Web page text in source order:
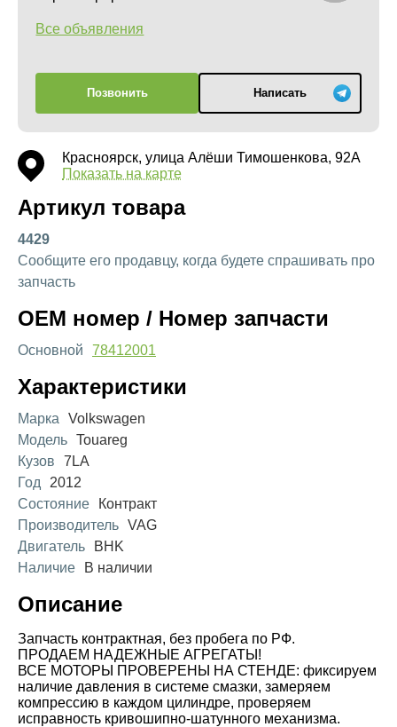
Все объявления
Позвонить Написать
Красноярск, улица Алёши Тимошенкова, 92А
Показать на карте
Артикул товара
4429
Сообщите его продавцу, когда будете спрашивать про
запчасть
OEM номер / Номер запчасти
Основной 78412001
Характеристики
Марка
Volkswagen
Модель Touareg
Кузов
7LA
Год
2012
Состояние
Контракт
Производитель VAG
Двигатель
BHK
Наличие
В наличии
Описание
Запчасть контрактная, без пробега по РФ.
ПРОДАЕМ НАДЕЖНЫЕ АГРЕГАТЫ!
ВСЕ МОТОРЫ ПРОВЕРЕНЫ НА СТЕНДЕ: фиксируем
наличие давления в системе смазки, замеряем
компрессию в каждом цилиндре, проверяем
исправность кривошипно-шатунного механизма.